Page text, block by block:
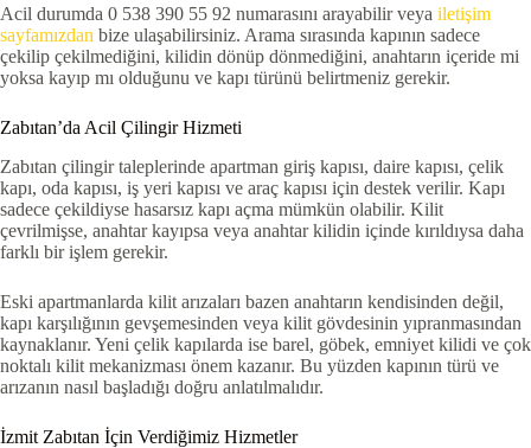
Acil durumda 0 538 390 55 92 numarasını arayabilir veya iletişim
sayfamızdan bize ulaşabilirsiniz. Arama sırasında kapının sadece
çekilip çekilmediğini, kilidin dönüp dönmediğini, anahtarın içeride mi
yoksa kayıp mı olduğunu ve kapı türünü belirtmeniz gerekir.
Zabıtan’da Acil Çilingir Hizmeti
Zabıtan çilingir taleplerinde apartman giriş kapısı, daire kapısı, çelik
kapı, oda kapısı, iş yeri kapısı ve araç kapısı için destek verilir. Kapı
sadece çekildiyse hasarsız kapı açma mümkün olabilir. Kilit
çevrilmişse, anahtar kayıpsa veya anahtar kilidin içinde kırıldıysa daha
farklı bir işlem gerekir.
Eski apartmanlarda kilit arızaları bazen anahtarın kendisinden değil,
kapı karşılığının gevşemesinden veya kilit gövdesinin yıpranmasından
kaynaklanır. Yeni çelik kapılarda ise barel, göbek, emniyet kilidi ve çok
noktalı kilit mekanizması önem kazanır. Bu yüzden kapının türü ve
arızanın nasıl başladığı doğru anlatılmalıdır.
İzmit Zabıtan İçin Verdiğimiz Hizmetler